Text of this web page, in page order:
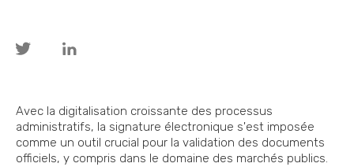
Avec la digitalisation croissante des processus
administratifs, la signature électronique s'est imposée
comme un outil crucial pour la validation des documents
officiels, y compris dans le domaine des marchés publics.